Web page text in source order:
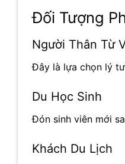
Đối Tượng
Người Thân Từ
Đây là lựa chọn lý
Du Học Sinh
Đón sinh viên mới
Khách Du Lịch